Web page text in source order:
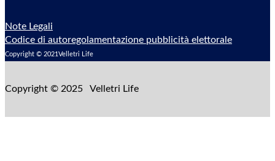
Note Legali
Codice di autoregolamentazione pubblicità elettorale
Copyright © 2021Velletri Life
Copyright © 2025 Velletri Life